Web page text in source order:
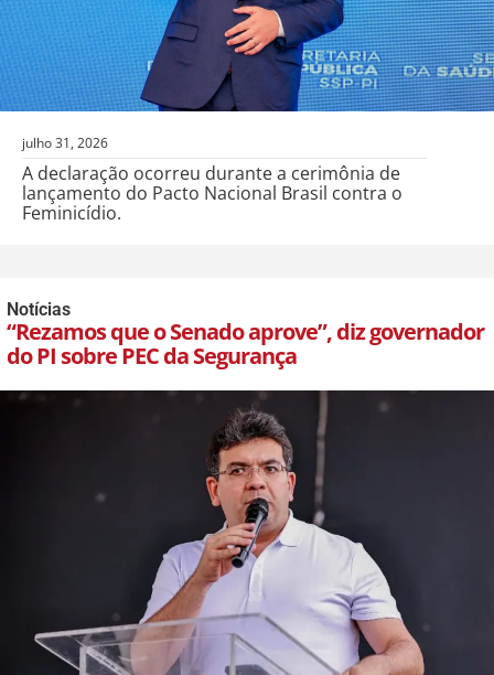
julho 31, 2026
A declaração ocorreu durante a cerimônia de
lançamento do Pacto Nacional Brasil contra o
Feminicídio.
Notícias
“Rezamos que o Senado aprove”, diz governador
do PI sobre PEC da Segurança